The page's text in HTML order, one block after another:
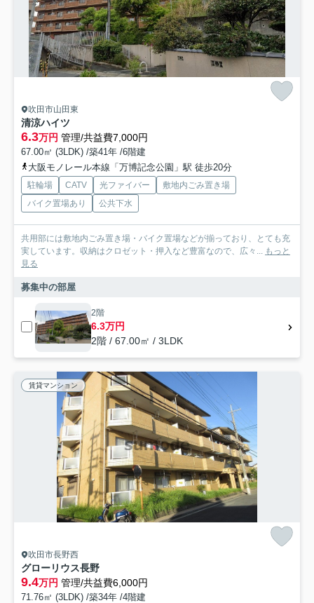
吹田市山田東
清涼ハイツ
6.3万円 管理/共益費7,000円
67.00㎡ (3LDK) /築41年 /6階建
大阪モノレール本線「万博記念公園」駅 徒歩20分
駐輪場 CATV 光ファイバー
敷地内ごみ置き場
バイク置場あり
公共下水
共用部には敷地内ごみ置き場・バイク置場などが揃っており、とても充
実しています。収納はクロゼット・押入など豊富なので、広々...
もっと
見る
募集中の部屋
2階
6.3万円
2階 / 67.00㎡ / 3LDK
賃貸マンション
吹田市長野西
グローリウス長野
9.4万円 管理/共益費6,000円
71.76㎡ (3LDK) /築34年 /4階建